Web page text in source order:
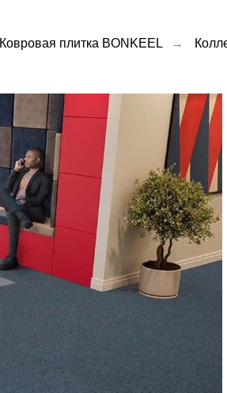
Ковровая плитка BONKEEL →